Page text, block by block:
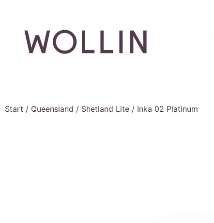
Start / Queensland / Shetland Lite / Inka 02 Platinum